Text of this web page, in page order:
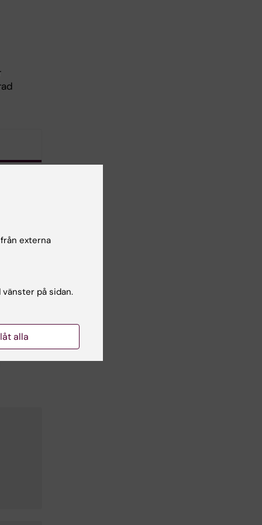
externa
på sidan.
alla